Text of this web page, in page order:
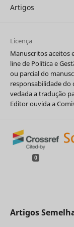
Artigos
Licença
Manuscritos aceitos
line de Política e
ou parcial do
responsabilidade do
vedada a tradução
Editor ouvida a
0
Artigos